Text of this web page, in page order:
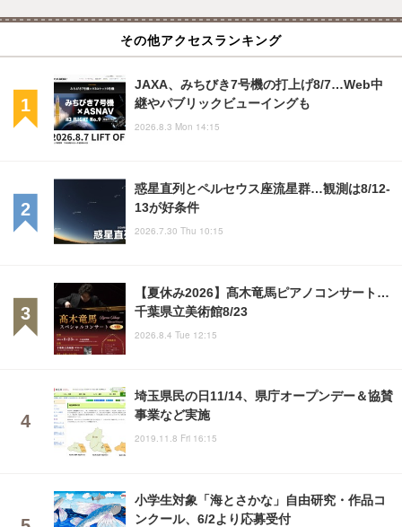
その他アクセスランキング
JAXA、みちびき7号機の打上げ8/7…Web中
継やパブリックビューイングも
2026.8.3 Mon 14:15
惑星直列とペルセウス座流星群…観測は8/12-
13が好条件
2026.7.30 Thu 10:15
【夏休み2026】髙木竜馬ピアノコンサート…
千葉県立美術館8/23
2026.8.4 Tue 12:15
埼玉県民の日11/14、県庁オープンデー＆協賛
事業など実施
2019.11.8 Fri 16:15
小学生対象「海とさかな」自由研究・作品コ
ンクール、6/2より応募受付